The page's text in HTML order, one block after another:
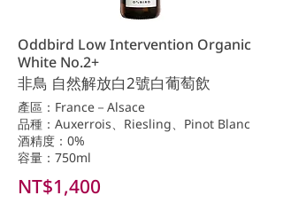
Oddbird Low Intervention Organic
White No.2+
非鳥 自然解放白2號白葡萄飲
產區：France－Alsace
品種：Auxerrois、Riesling、Pinot Blanc
酒精度：0%
容量：750ml
NT$1,400